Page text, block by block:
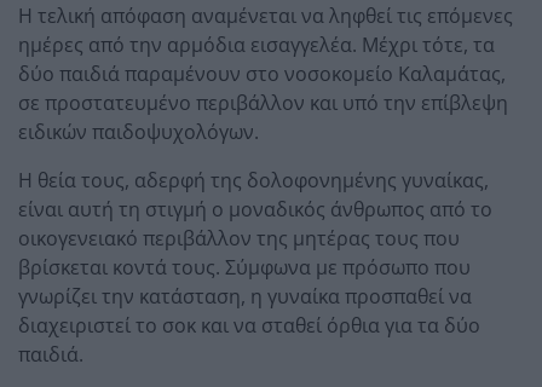
Η τελική απόφαση αναμένεται να ληφθεί τις επόμενες
ημέρες από την αρμόδια εισαγγελέα. Μέχρι τότε, τα
δύο παιδιά παραμένουν στο νοσοκομείο Καλαμάτας,
σε προστατευμένο περιβάλλον και υπό την επίβλεψη
ειδικών παιδοψυχολόγων.
Η θεία τους, αδερφή της δολοφονημένης γυναίκας,
είναι αυτή τη στιγμή ο μοναδικός άνθρωπος από το
οικογενειακό περιβάλλον της μητέρας τους που
βρίσκεται κοντά τους. Σύμφωνα με πρόσωπο που
γνωρίζει την κατάσταση, η γυναίκα προσπαθεί να
διαχειριστεί το σοκ και να σταθεί όρθια για τα δύο
παιδιά.